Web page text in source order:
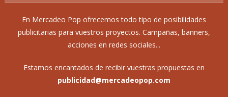
En Mercadeo Pop ofrecemos todo tipo de posibilidades
publicitarias para vuestros proyectos. Campañas, banners,
acciones en redes sociales...
Estamos encantados de recibir vuestras propuestas en
publicidad@mercadeopop.com